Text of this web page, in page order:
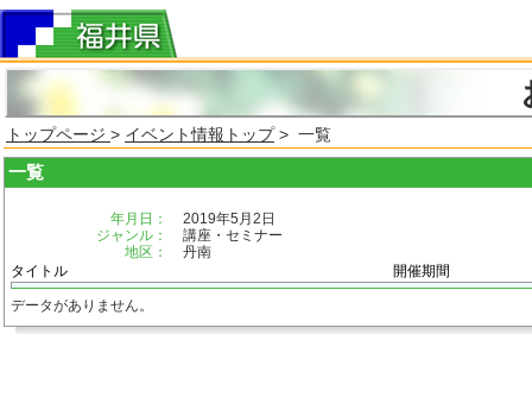
トップページ > イベント情報トップ> 一覧
一覧
年月日：
2019年5月2日
ジャンル：
講座・セミナー
地区：
丹南
タイトル
開催期間
データがありません。